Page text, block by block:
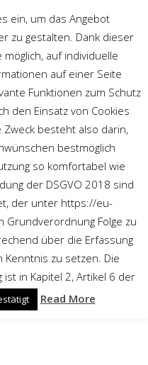
tagged "office"
ein, um das Angebot
zu gestalten. Dank dieser
auf individuelle
auf einer Seite
Funktionen zum Schutz
den Einsatz von Cookies
besteht also darin,
bestmöglich
so komfortabel wie
der DSGVO 2018 sind
der unter https://eu-
Folge zu
über die Erfassung
Kenntnis zu setzen. Die
in Kapitel 2, Artikel 6 der
Read More